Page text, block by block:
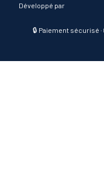
Développé par
🔒 Paiement sécurisé